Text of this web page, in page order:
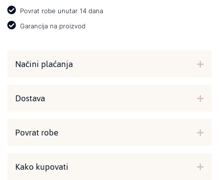
Povrat robe unutar 14 dana
Garancija na proizvod
Načini plaćanja
Dostava
Povrat robe
Kako kupovati